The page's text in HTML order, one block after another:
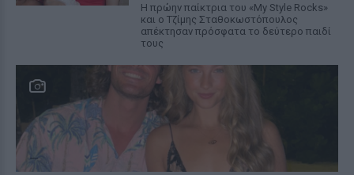
Η πρώην παίκτρια του «My Style Rocks»
και ο Τζίμης Σταθοκωστόπουλος
απέκτησαν πρόσφατα το δεύτερο παιδί
τους